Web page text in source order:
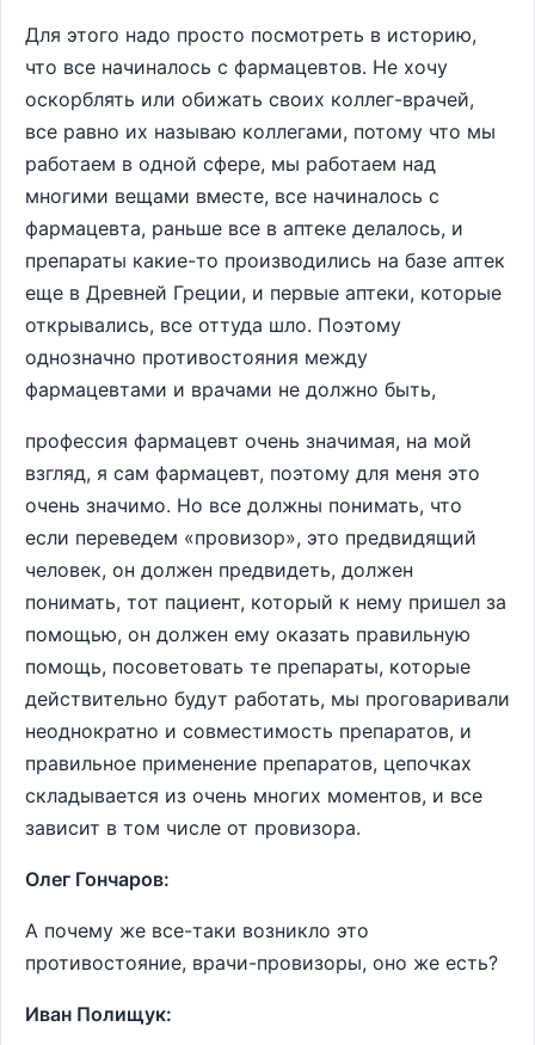
Для этого надо просто посмотреть в историю,
что все начиналось с фармацевтов. Не хочу
оскорблять или обижать своих коллег-врачей,
все равно их называю коллегами, потому что мы
работаем в одной сфере, мы работаем над
многими вещами вместе, все начиналось с
фармацевта, раньше все в аптеке делалось, и
препараты какие-то производились на базе аптек
еще в Древней Греции, и первые аптеки, которые
открывались, все оттуда шло. Поэтому
однозначно противостояния между
фармацевтами и врачами не должно быть,
профессия фармацевт очень значимая, на мой
взгляд, я сам фармацевт, поэтому для меня это
очень значимо. Но все должны понимать, что
если переведем «провизор», это предвидящий
человек, он должен предвидеть, должен
понимать, тот пациент, который к нему пришел за
помощью, он должен ему оказать правильную
помощь, посоветовать те препараты, которые
действительно будут работать, мы проговаривали
неоднократно и совместимость препаратов, и
правильное применение препаратов, цепочках
складывается из очень многих моментов, и все
зависит в том числе от провизора.
Олег Гончаров:
А почему же все-таки возникло это
противостояние, врачи-провизоры, оно же есть?
Иван Полищук: